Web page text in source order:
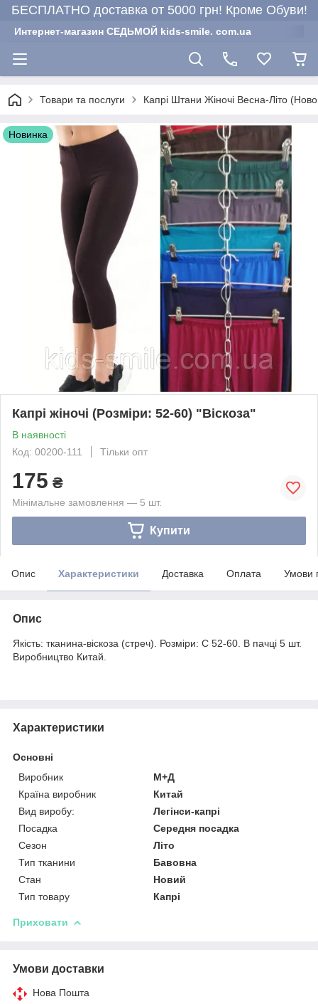
БЕСПЛАТНО доставка от 5000 грн! Кроме Обуви!
Интернет-магазин СЕДЬМОЙ kids-smile. com.ua
Товари та послуги Капрі Штани Жіночі Весна-Літо
Новинка
Капрі жіночі (Розміри: 52-60) "Віскоза"
В наявності
Код: 00200-111
Тільки опт
175 ₴
Мінімальне замовлення — 5 шт.
Купити
Опис Характеристики Доставка Оплата Умови
Опис
Якість: тканина-віскоза (стреч). Розміри: C 52-60. В пачці 5 шт.
Виробництво Китай.
Характеристики
Основні
Виробник
М+Д
Країна виробник
Китай
Вид виробу:
Легінси-капрі
Посадка
Середня посадка
Сезон
Літо
Тип тканини
Бавовна
Стан
Новий
Тип товару
Капрі
Приховати
Умови доставки
Нова Пошта